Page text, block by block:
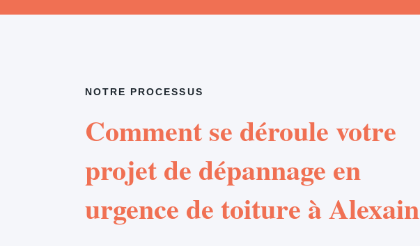
NOTRE PROCESSUS
Comment se déroule votre
projet de dépannage en
urgence de toiture à Alexain